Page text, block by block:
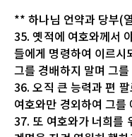
** 하나님 언약과 당부(
35. 옛적에 여호와께서
들에게 명령하여 이르시
그를 경배하지 말며 그
36. 오직 큰 능력과 편
여호와만 경외하여 그를
37. 또 여호와가 너희를